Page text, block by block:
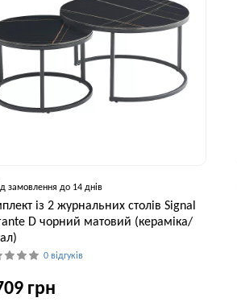
замовлення до 14 днів
із 2 журнальних столів Signal
D чорний матовий (кераміка/
0 відгуків
грн